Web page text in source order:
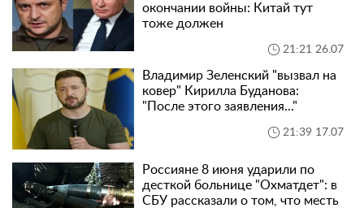
окончании войны: Китай тут
тоже должен
21:21 26.07
Владимир Зеленский "вызвал на
ковер" Кирилла Буданова:
"После этого заявления..."
21:39 17.07
Россияне 8 июня ударили по
десткой больнице "Охматдет": в
СБУ рассказали о том, что месть